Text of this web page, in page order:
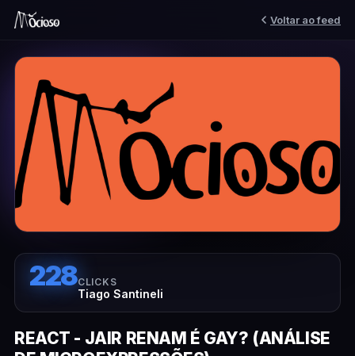
Voltar ao feed
228CLICKS
Tiago Santineli
REACT - JAIR RENAM É GAY? (ANÁLISE